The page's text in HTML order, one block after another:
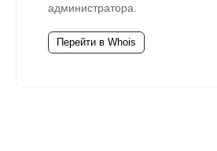
администратора.
Перейти в Whois